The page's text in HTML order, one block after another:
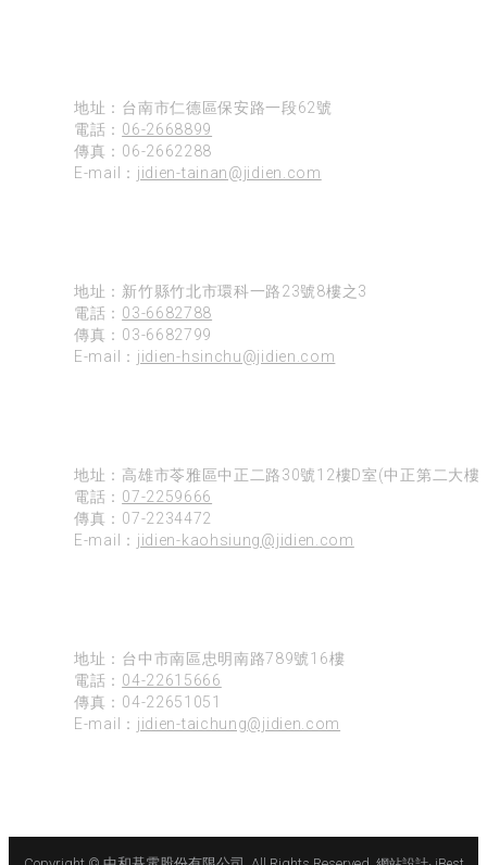
地址：台南市仁德區保安路一段62號
電話： 06-2668899
傳真：06-2662288
E-mail： jidien-tainan@jidien.com
地址：新竹縣竹北市環科一路23號8樓之3
電話： 03-6682788
傳真：03-6682799
E-mail： jidien-hsinchu@jidien.com
地址：高雄市苓雅區中正二路30號12樓D室(中正第二大樓)
電話： 07-2259666
傳真：07-2234472
E-mail： jidien-kaohsiung@jidien.com
地址：台中市南區忠明南路789號16樓
電話： 04-22615666
傳真：04-22651051
E-mail： jidien-taichung@jidien.com